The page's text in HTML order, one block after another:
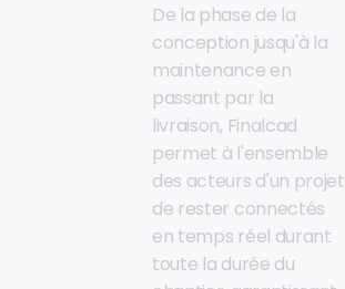
De la phase de la
conception jusqu'à la
maintenance en
passant par la
livraison, Finalcad
permet à l'ensemble
des acteurs d'un projet
de rester connectés
en temps réel durant
toute la durée du